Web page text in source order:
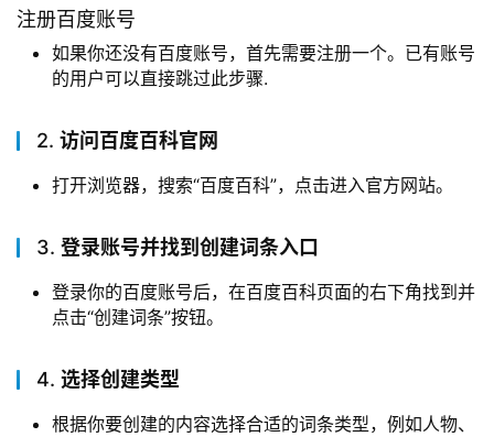
注册百度账号
如果你还没有百度账号，首先需要注册一个。已有账号
的用户可以直接跳过此步骤.
2. 访问百度百科官网
打开浏览器，搜索“百度百科”，点击进入官方网站。
3. 登录账号并找到创建词条入口
登录你的百度账号后，在百度百科页面的右下角找到并
点击“创建词条”按钮。
4. 选择创建类型
根据你要创建的内容选择合适的词条类型，例如人物、